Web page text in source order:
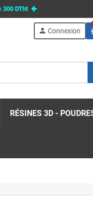
300 DTht
person Connexion
RÉSINES 3D -